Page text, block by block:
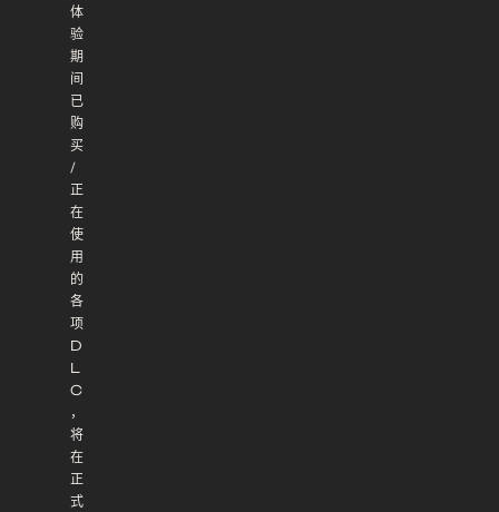
体
验
期
间
已
购
买
/
正
在
使
用
的
各
项
D
L
C
，
将
在
正
式